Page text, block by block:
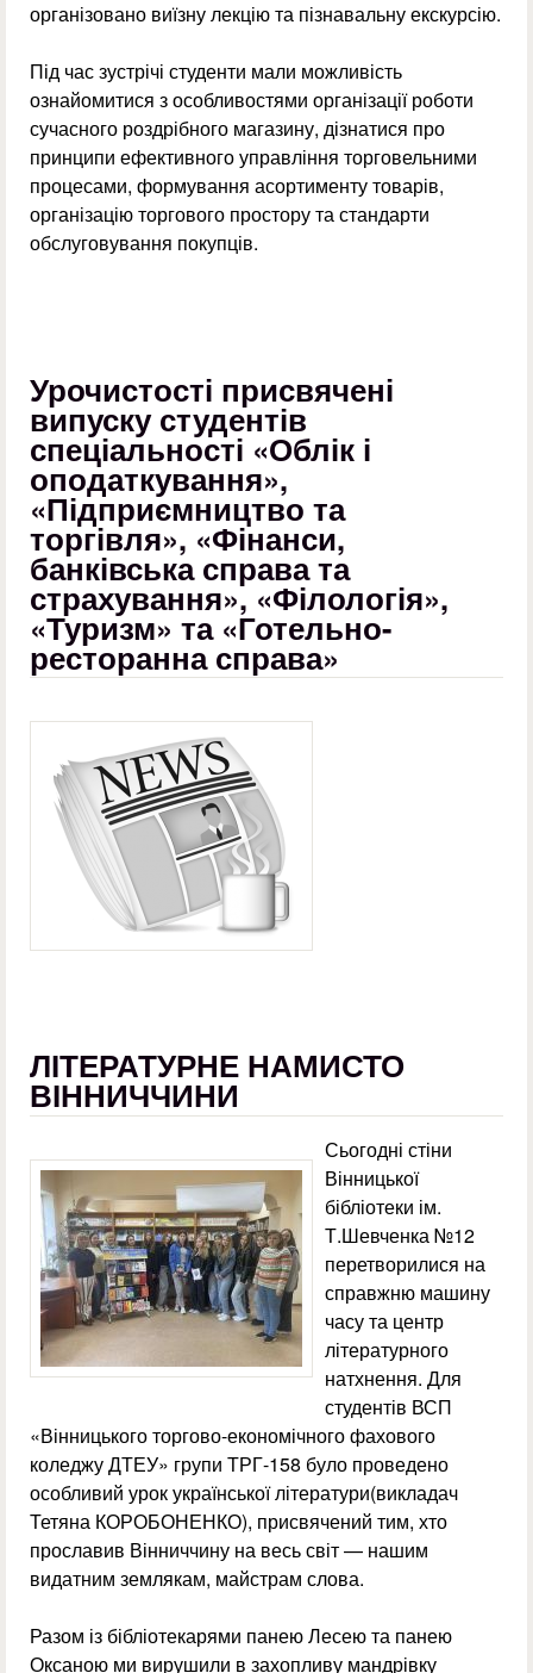
організовано виїзну лекцію та пізнавальну екскурсію.
Під час зустрічі студенти мали можливість
ознайомитися з особливостями організації роботи
сучасного роздрібного магазину, дізнатися про
принципи ефективного управління торговельними
процесами, формування асортименту товарів,
організацію торгового простору та стандарти
обслуговування покупців.
Урочистості присвячені
випуску студентів
спеціальності «Облік і
оподаткування»,
«Підприємництво та
торгівля», «Фінанси,
банківська справа та
страхування», «Філологія»,
«Туризм» та «Готельно-
ресторанна справа»
ЛІТЕРАТУРНЕ НАМИСТО
ВІННИЧЧИНИ
Сьогодні стіни
Вінницької
бібліотеки ім.
Т.Шевченка №12
перетворилися на
справжню машину
часу та центр
літературного
натхнення. Для
студентів ВСП
«Вінницького торгово-економічного фахового
коледжу ДТЕУ» групи ТРГ-158 було проведено
особливий урок української літератури(викладач
Тетяна КОРОБОНЕНКО), присвячений тим, хто
прославив Вінниччину на весь світ — нашим
видатним землякам, майстрам слова.
Разом із бібліотекарями панею Лесею та панею
Оксаною ми вирушили в захопливу мандрівку